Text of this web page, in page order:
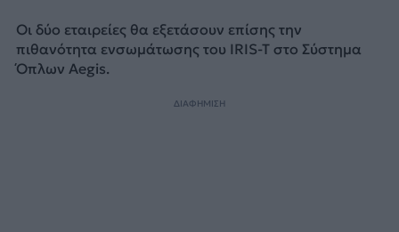
Οι δύο εταιρείες θα εξετάσουν επίσης την
πιθανότητα ενσωμάτωσης του IRIS-T στο Σύστημα
Όπλων Aegis.
ΔΙΑΦΗΜΙΣΗ